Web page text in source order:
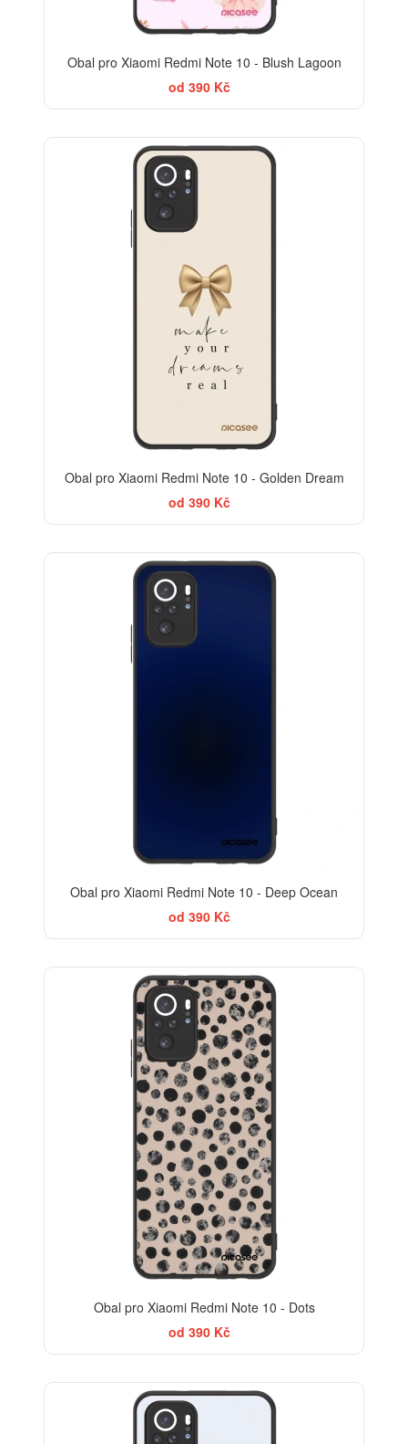
Obal pro Xiaomi Redmi Note 10 - Blush Lagoon
od 390 Kč
Obal pro Xiaomi Redmi Note 10 - Golden Dream
od 390 Kč
Obal pro Xiaomi Redmi Note 10 - Deep Ocean
od 390 Kč
Obal pro Xiaomi Redmi Note 10 - Dots
od 390 Kč